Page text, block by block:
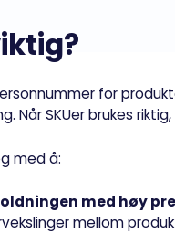
for
Når SKUer brukes
med å:
med høy
mellom